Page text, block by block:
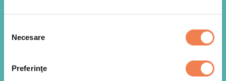
consimțământului
Necesare
Preferinţe